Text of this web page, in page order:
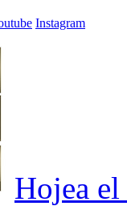
Instagram
Hojea